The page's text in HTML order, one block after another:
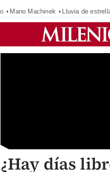
Mano Machinek Lluvia de
¿Hay días